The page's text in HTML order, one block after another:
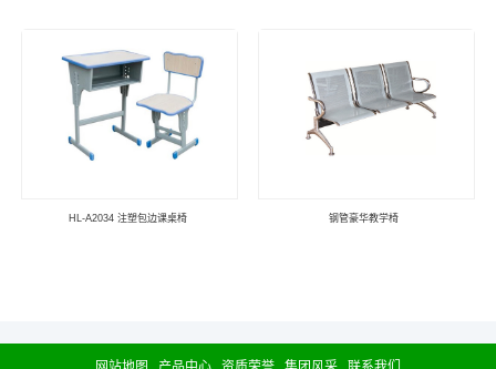
HL-A2034 注塑包边课桌椅 钢管豪华教学椅